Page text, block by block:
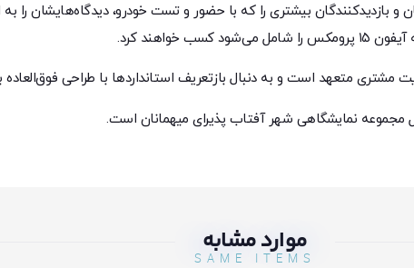
و بازدیدکنندگان بیشتری را که با حضور و تست خودرو، دیدگاه‌هایشان را
کرد.
مشتری متعهد است و به دنبال بازتعریف استانداردها با طراحی
موارد مشابه
SAME ITEMS